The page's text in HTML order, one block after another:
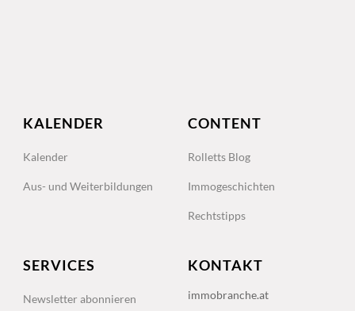
KALENDER
Kalender
Aus- und Weiterbildungen
CONTENT
Rolletts Blog
Immogeschichten
Rechtstipps
SERVICES
Newsletter abonnieren
KONTAKT
immobranche.at